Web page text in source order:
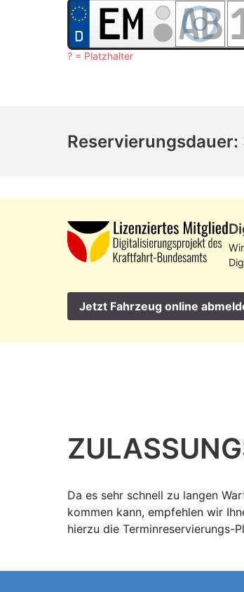
? = Platzhalter
Reservierungsdauer:
Jetzt Fahrzeug online
Da es sehr schnell zu langen
kommen kann, empfehlen wir
hierzu die Terminreservierungs-